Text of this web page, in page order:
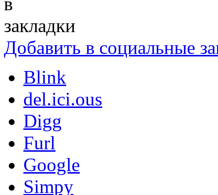
Добавить в социальные
Blink
del.ici.ous
Digg
Furl
Google
Simpy